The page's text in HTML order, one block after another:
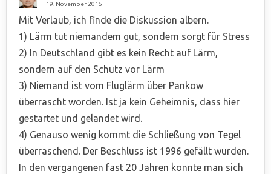
19. November 2015
Mit Verlaub, ich finde die Diskussion albern.
1) Lärm tut niemandem gut, sondern sorgt für Stress
2) In Deutschland gibt es kein Recht auf Lärm,
sondern auf den Schutz vor Lärm
3) Niemand ist vom Fluglärm über Pankow
überrascht worden. Ist ja kein Geheimnis, dass hier
gestartet und gelandet wird.
4) Genauso wenig kommt die Schließung von Tegel
überraschend. Der Beschluss ist 1996 gefällt wurden.
In den vergangenen fast 20 Jahren konnte man sich